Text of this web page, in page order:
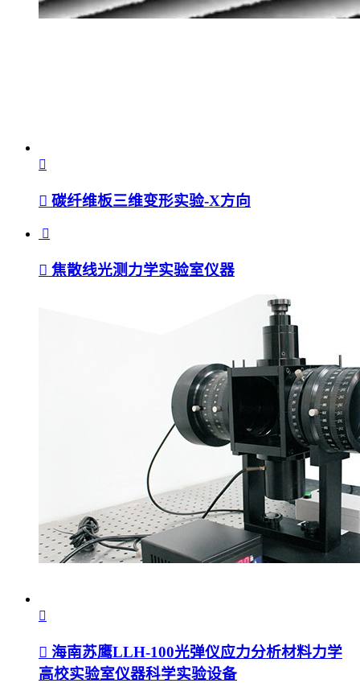
碳纤维板三维变形实验-X方向
焦散线光测力学实验室仪器
海南苏鹰LLH-100光弹仪应力分析材料力学
高校实验室仪器科学实验设备